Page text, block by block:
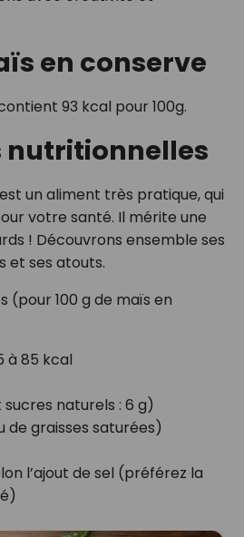
en conserve
93 kcal pour 100g.
nutritionnelles
un aliment très pratique, qui
votre santé. Il mérite une
! Découvrons ensemble ses
et ses atouts.
(pour 100 g de maïs en
à 85 kcal
sucres naturels : 6 g)
de graisses saturées)
l’ajout de sel (préférez la